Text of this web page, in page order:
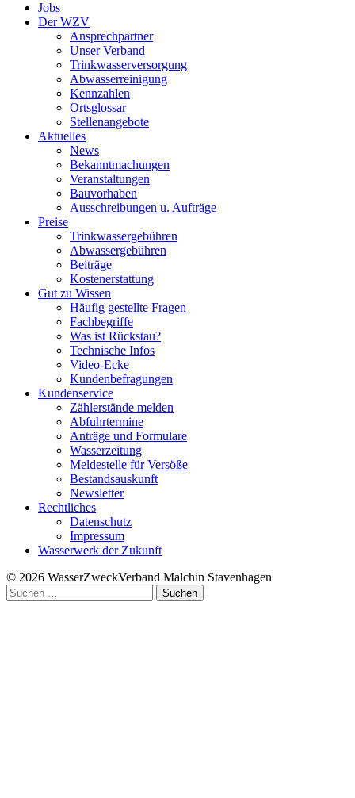
Jobs
Der WZV
Ansprechpartner
Unser Verband
Trinkwasser­versorgung
Abwasserreinigung
Kennzahlen
Ortsglossar
Stellenangebote
Aktuelles
News
Bekanntmachungen
Veranstaltungen
Bauvorhaben
Ausschreibungen u. Aufträge
Preise
Trinkwassergebühren
Abwassergebühren
Beiträge
Kostenerstattung
Gut zu Wissen
Häufig gestellte Fragen
Fachbegriffe
Was ist Rückstau?
Technische Infos
Video-Ecke
Kundenbefragungen
Kundenservice
Zählerstände melden
Abfuhrtermine
Anträge und Formulare
Wasserzeitung
Meldestelle für Versöße
Bestandsauskunft
Newsletter
Rechtliches
Datenschutz
Impressum
Wasserwerk der Zukunft
© 2026 WasserZweckVerband­ Malchin Stavenhagen